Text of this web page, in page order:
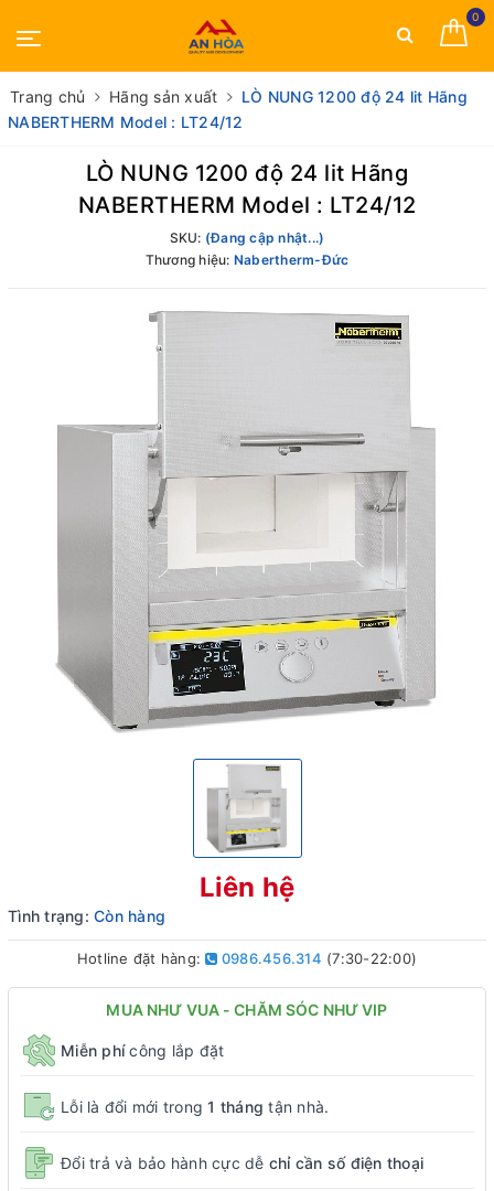
0
Trang chủ Hãng sản xuất
LÒ NUNG 1200 độ 24 lit Hãng
NABERTHERM Model : LT24/12
LÒ NUNG 1200 độ 24 lit Hãng
NABERTHERM Model : LT24/12
SKU: (Đang cập nhật...)
Thương hiệu: Nabertherm-Đức
Liên hệ
Tình trạng: Còn hàng
Hotline đặt hàng: 0986.456.314 (7:30-22:00)
MUA NHƯ VUA - CHĂM SÓC NHƯ VIP
Miễn phícông lắp đặt
Lỗi là đổi mới trong1 tháng tận nhà.
Đổi trả và bảo hành cực dễ chỉ cần số điện thoại